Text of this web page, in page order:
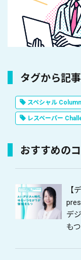
タグから記
スペシャル Column
レスペーパー
おすすめの
【
デ
もつ